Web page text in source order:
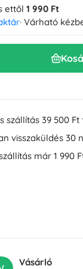
Mosdókiegészítők
WC-kiegészítők
Kád- és
Fürdőszobai
Figurák
Dekorációk
ettől 1 990 Ft
· Várható
szállítás 39 500
visszaküldés 30
már 1 990
Vásárló